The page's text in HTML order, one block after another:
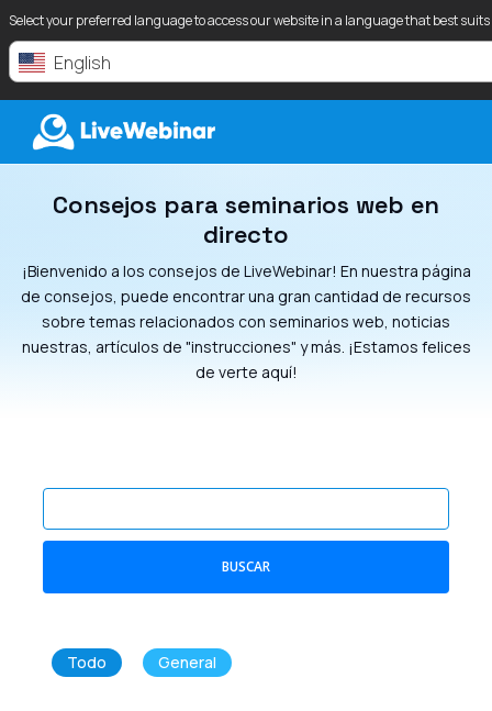
Select your preferred language to access our website in a language that best
English
LIVEWEBINAR.COM
Consejos para seminarios web en
directo
¡Bienvenido a los consejos de LiveWebinar! En nuestra página
de consejos, puede encontrar una gran cantidad de recursos
sobre temas relacionados con seminarios web, noticias
nuestras, artículos de "instrucciones" y más. ¡Estamos felices
de verte aquí!
BUSCAR
Todo General